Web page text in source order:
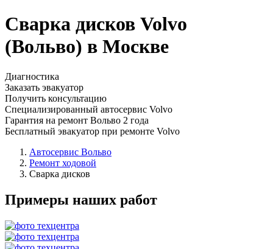
Сварка дисков Volvo
(Вольво) в Москве
Диагностика
Заказать эвакуатор
Получить консультацию
Специализированный автосервис Volvo
Гарантия на ремонт Вольво 2 года
Бесплатный эвакуатор при ремонте Volvo
Автосервис Вольво
Ремонт ходовой
Сварка дисков
Примеры наших работ